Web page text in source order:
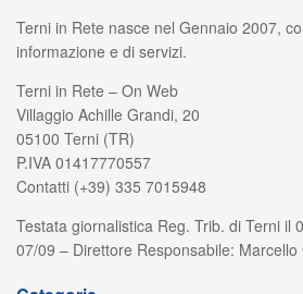
Terni in Rete nasce nel Gennaio 2007,
informazione e di servizi.
Terni in Rete – On Web
Villaggio Achille Grandi, 20
05100 Terni (TR)
P.IVA 01417770557
Contatti (+39) 335 7015948
Testata giornalistica Reg. Trib. di Terni il
07/09 – Direttore Responsabile: Marcello